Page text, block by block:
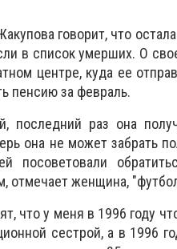
говорит, что
в список умерших. О
центре, куда ее
пенсию за февраль.
последний раз она
она не может забрать
посоветовали
женщина,
что у меня в 1996 году
сестрой, а в 1996